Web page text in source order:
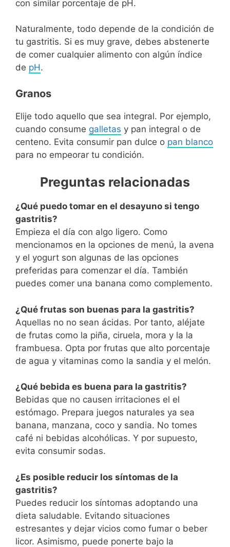
con similar porcentaje de pH.
Naturalmente, todo depende de la condición de
tu gastritis. Si es muy grave, debes abstenerte
de comer cualquier alimento con algún índice
de pH.
Granos
Elije todo aquello que sea integral. Por ejemplo,
cuando consume galletas y pan integral o de
centeno. Evita consumir pan dulce o pan blanco
para no empeorar tu condición.
Preguntas relacionadas
¿Qué puedo tomar en el desayuno si tengo
gastritis?
Empieza el día con algo ligero. Como
mencionamos en la opciones de menú, la avena
y el yogurt son algunas de las opciones
preferidas para comenzar el día. También
puedes comer una banana como complemento.
¿Qué frutas son buenas para la gastritis?
Aquellas no no sean ácidas. Por tanto, aléjate
de frutas como la piña, ciruela, mora y la la
frambuesa. Opta por frutas que alto porcentaje
de agua y vitaminas como la sandia y el melón.
¿Qué bebida es buena para la gastritis?
Bebidas que no causen irritaciones el el
estómago. Prepara juegos naturales ya sea
banana, manzana, coco y sandia. No tomes
café ni bebidas alcohólicas. Y por supuesto,
evita consumir sodas.
¿Es posible reducir los síntomas de la
gastritis?
Puedes reducir los síntomas adoptando una
dieta saludable. Evitando situaciones
estresantes y dejar vicios como fumar o beber
licor. Asimismo, puede ponerte bajo la